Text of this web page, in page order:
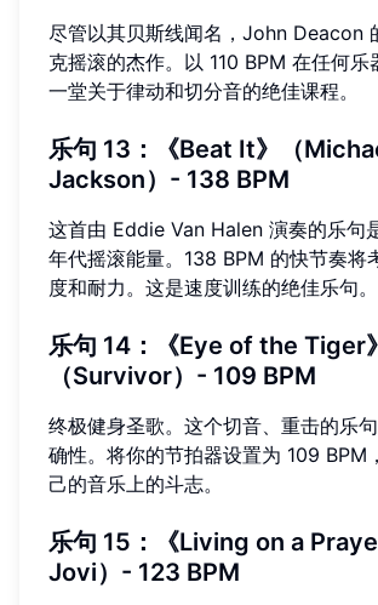
尽管以其贝斯线闻名，John Deacon
克摇滚的杰作。以 110 BPM 在任何乐
一堂关于律动和切分音的绝佳课程。
乐句 13：《Beat It》（
Jackson）- 138 BPM
这首由 Eddie Van Halen 演奏的乐句
年代摇滚能量。138 BPM 的快节奏将
度和耐力。这是速度训练的绝佳乐句。
乐句 14：《Eye of the Tiger》
（Survivor）- 109 BPM
终极健身圣歌。这个切音、重击的乐
确性。将你的节拍器设置为 109 BPM
己的音乐上的斗志。
乐句 15：《Living on a
Jovi）- 123 BPM